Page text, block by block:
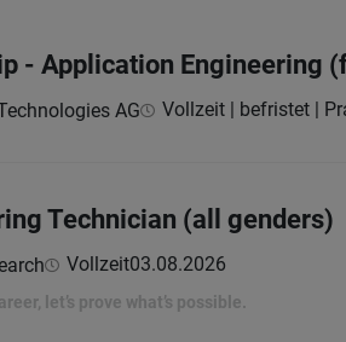
- Application Engineering
AG Vollzeit | befristet |
Technician (all genders)
Vollzeit03.08.2026
let’s prove what’s possible.